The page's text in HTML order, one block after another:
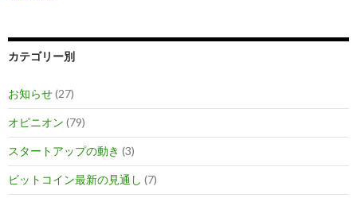
カテゴリー別
お知らせ(27)
オピニオン (79)
スタートアップの動き (3)
ビットコイン最新の見通し (7)